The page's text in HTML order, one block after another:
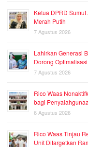
Ketua DPRD
Merah Putih
7 Agustus 2026
Lahirkan Generasi
Dorong
7 Agustus 2026
Rico Waas
bagi
6 Agustus 2026
Rico Waas Tinjau
Unit Ditargetkan